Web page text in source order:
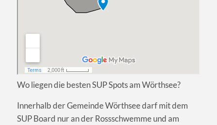
Wo liegen die besten SUP Spots am Wörthsee?
Innerhalb der Gemeinde Wörthsee darf mit dem
SUP Board nur an der Rossschwemme und am